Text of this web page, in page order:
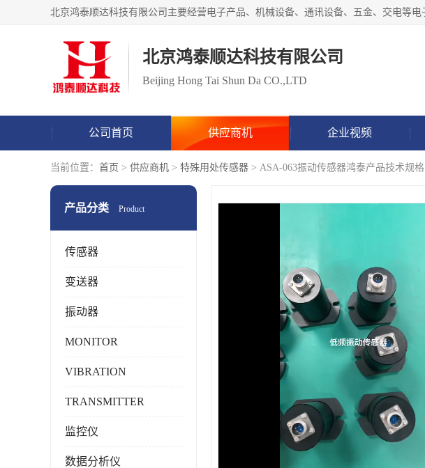
北京鸿泰顺达科技有限公司
Beijing Hong Tai Shun Da CO.,LTD
公司首页 供应商机 企业视频
当前位置： 首页 > 供应商机 > 特殊用处传感器 > ASA-063振动传感器鸿泰产品技术规格
产品分类 Product
传感器
变送器
振动器
MONITOR
VIBRATION
TRANSMITTER
监控仪
数据分析仪